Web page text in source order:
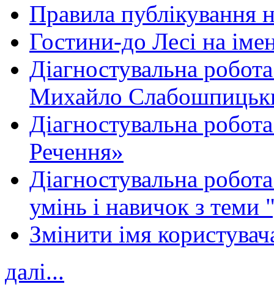
Правила публікування
Гостини-до Лесі на
Діагностувальна
Михайло
Діагностувальна
Речення»
Діагностувальна
умінь і навичок з теми
Змінити імя
далі...